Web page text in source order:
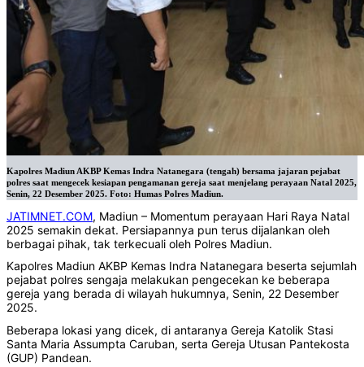
Kapolres Madiun AKBP Kemas Indra Natanegara (tengah) bersama jajaran pejabat
polres saat mengecek kesiapan pengamanan gereja saat menjelang perayaan Natal 2025,
Senin, 22 Desember 2025. Foto: Humas Polres Madiun.
JATIMNET.COM, Madiun – Momentum perayaan Hari Raya Natal
2025 semakin dekat. Persiapannya pun terus dijalankan oleh
berbagai pihak, tak terkecuali oleh Polres Madiun.
Kapolres Madiun AKBP Kemas Indra Natanegara beserta sejumlah
pejabat polres sengaja melakukan pengecekan ke beberapa
gereja yang berada di wilayah hukumnya, Senin, 22 Desember
2025.
Beberapa lokasi yang dicek, di antaranya Gereja Katolik Stasi
Santa Maria Assumpta Caruban, serta Gereja Utusan Pantekosta
(GUP) Pandean.